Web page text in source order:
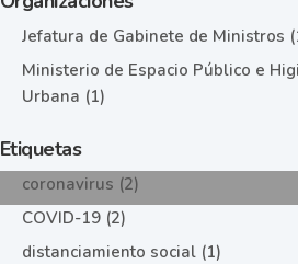
Jefatura de Gabinete de Ministros
Ministerio de Espacio Público e
Urbana (1)
Etiquetas
coronavirus (2)
COVID-19 (2)
distanciamiento social (1)